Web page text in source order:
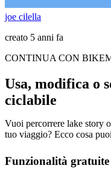
joe cilella
creato 5 anni fa
CONTINUA CON
Usa, modifica o
ciclabile
Vuoi percorrere lake story
tuo viaggio? Ecco cosa
Funzionalità gratuite